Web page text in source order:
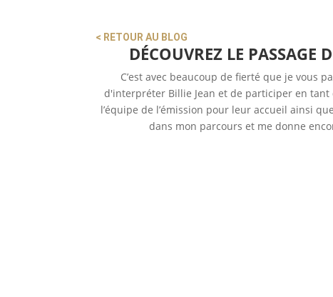
< RETOUR AU BLOG
DÉCOUVREZ LE PASSAGE
C’est avec beaucoup de fierté que je vous
d'interpréter Billie Jean et de participer en tant
l’équipe de l’émission pour leur accueil ainsi
dans mon parcours et me donne